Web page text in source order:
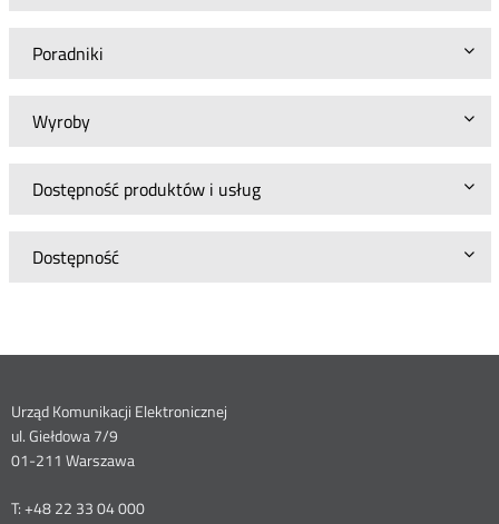
Poradniki
Wyroby
Dostępność produktów i usług
Dostępność
Dane
kontaktowe
Urząd Komunikacji Elektronicznej
ul. Giełdowa 7/9
01-211 Warszawa
T: +48 22 33 04 000